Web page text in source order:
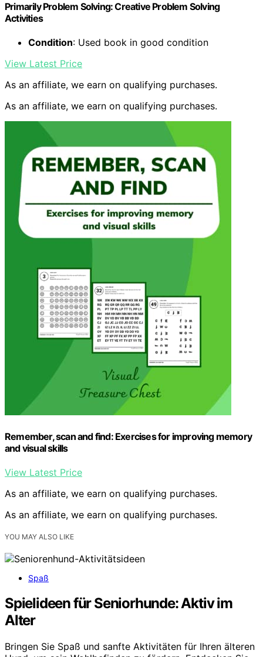
Primarily Problem Solving: Creative Problem Solving
Activities
Condition: Used book in good condition
View Latest Price
As an affiliate, we earn on qualifying purchases.
As an affiliate, we earn on qualifying purchases.
Remember, scan and find: Exercises for improving memory
and visual skills
View Latest Price
As an affiliate, we earn on qualifying purchases.
As an affiliate, we earn on qualifying purchases.
YOU MAY ALSO LIKE
Spaß
Spielideen für Seniorhunde: Aktiv im
Alter
Bringen Sie Spaß und sanfte Aktivitäten für Ihren älteren